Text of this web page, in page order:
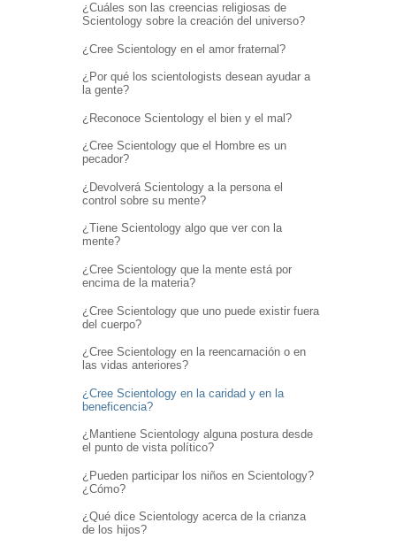
¿Cuáles son las creencias religiosas de
Scientology sobre la creación del universo?
¿Cree Scientology en el amor fraternal?
¿Por qué los scientologists desean ayudar a
la gente?
¿Reconoce Scientology el bien y el mal?
¿Cree Scientology que el Hombre es un
pecador?
¿Devolverá Scientology a la persona el
control sobre su mente?
¿Tiene Scientology algo que ver con la
mente?
¿Cree Scientology que la mente está por
encima de la materia?
¿Cree Scientology que uno puede existir fuera
del cuerpo?
¿Cree Scientology en la reencarnación o en
las vidas anteriores?
¿Cree Scientology en la caridad y en la
beneficencia?
¿Mantiene Scientology alguna postura desde
el punto de vista político?
¿Pueden participar los niños en Scientology?
¿Cómo?
¿Qué dice Scientology acerca de la crianza
de los hijos?